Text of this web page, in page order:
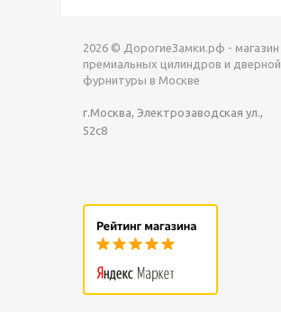
2026 © ДорогиеЗамки.рф - магазин
премиальных цилиндров и дверной
фурнитуры в Москве
г.Москва, Электрозаводская ул.,
52с8